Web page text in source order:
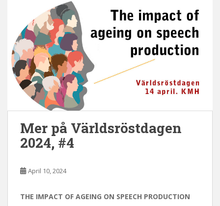
Mer på Världsröstdagen
2024, #4
April 10, 2024
THE IMPACT OF AGEING ON SPEECH PRODUCTION